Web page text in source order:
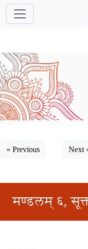
« Previous Next
मण्डलम् ६,